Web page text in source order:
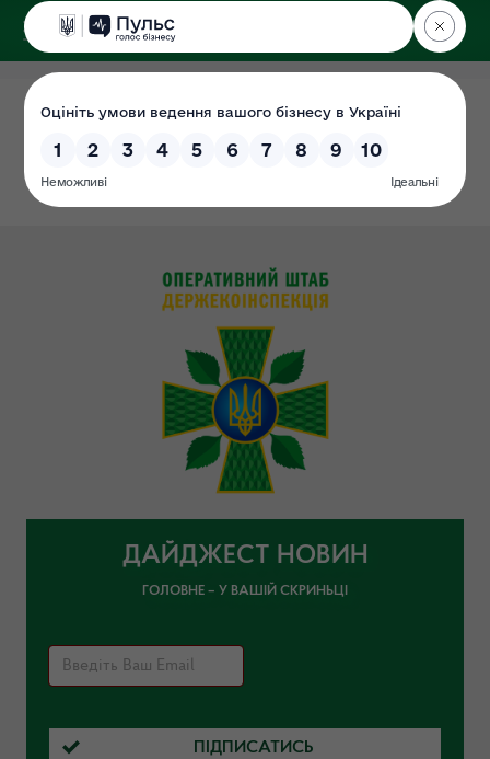
ДЕРЖЕКОІНСПЕКЦІЯ
у Сумській області
Плани проведення засідань
ДАЙДЖЕСТ НОВИН
ГОЛОВНЕ – У ВАШІЙ СКРИНЬЦІ
ПІДПИСАТИСЬ